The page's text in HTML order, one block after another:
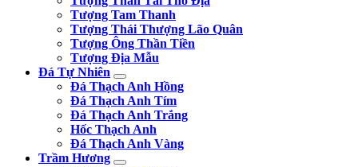
Tượng Tam Thanh
Tượng Thái Thượng Lão Quân
Tượng Ông Thần Tiền
Tượng Địa Mẫu
Đá Tự Nhiên
Đá Thạch Anh Hồng
Đá Thạch Anh Tím
Đá Thạch Anh Trắng
Hốc Thạch Anh
Đá Thạch Anh Vàng
Trầm Hương